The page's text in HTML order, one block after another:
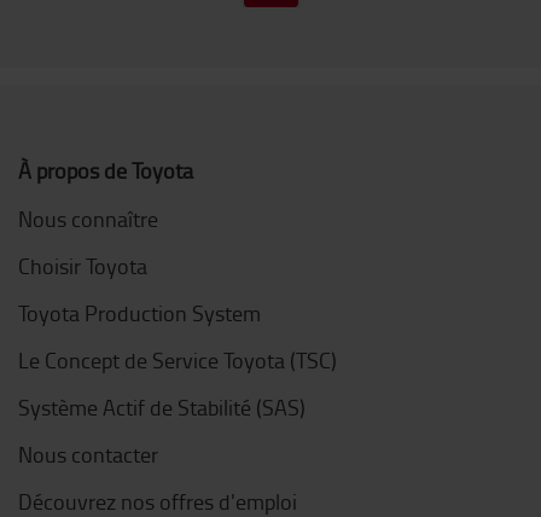
À propos de Toyota
Nous connaître
Choisir Toyota
Toyota Production System
Le Concept de Service Toyota (TSC)
Système Actif de Stabilité (SAS)
Nous contacter
Découvrez nos offres d'emploi